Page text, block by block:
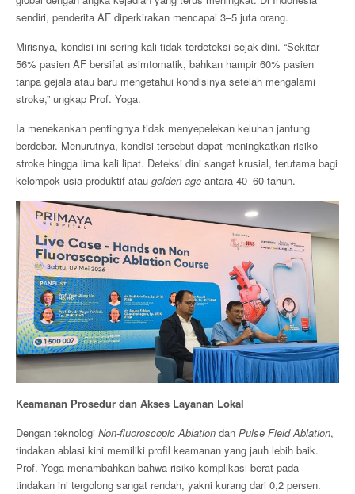
sendiri, penderita AF diperkirakan mencapai 3–5 juta orang.
Mirisnya, kondisi ini sering kali tidak terdeteksi sejak dini. “Sekitar
56% pasien AF bersifat asimtomatik, bahkan hampir 60% pasien
tanpa gejala atau baru mengetahui kondisinya setelah mengalami
stroke,” ungkap Prof. Yoga.
Ia menekankan pentingnya tidak menyepelekan keluhan jantung
berdebar. Menurutnya, kondisi tersebut dapat meningkatkan risiko
stroke hingga lima kali lipat. Deteksi dini sangat krusial, terutama bagi
kelompok usia produktif atau golden age antara 40–60 tahun.
Keamanan Prosedur dan Akses Layanan Lokal
Dengan teknologi Non-fluoroscopic Ablation dan Pulse Field Ablation,
tindakan ablasi kini memiliki profil keamanan yang jauh lebih baik.
Prof. Yoga menambahkan bahwa risiko komplikasi berat pada
tindakan ini tergolong sangat rendah, yakni kurang dari 0,2 persen.